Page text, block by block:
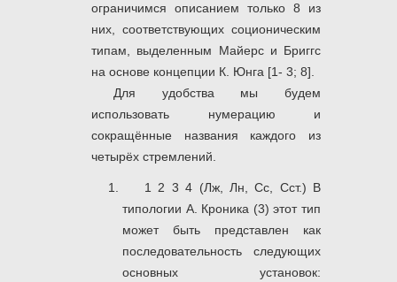
ограничимся описанием только 8 из
них, соответствующих соционическим
типам, выделенным Майерс и Бриггс
на основе концепции К. Юнга [1- 3; 8].
Для удобства мы будем
использовать нумерацию и
сокращённые названия каждого из
четырёх стремлений.
1 2 3 4 (Лж, Лн, Сс, Сст.) В
типологии А. Кроника (3) этот тип
может быть представлен как
последовательность следующих
основных установок: